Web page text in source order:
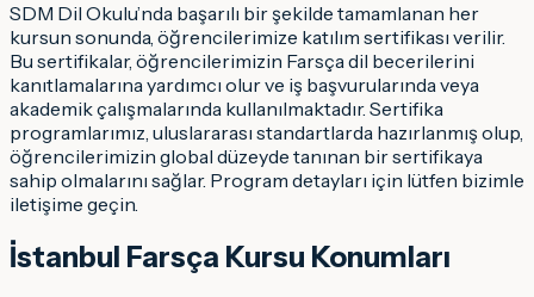
SDM Dil Okulu’nda başarılı bir şekilde tamamlanan her
kursun sonunda, öğrencilerimize katılım sertifikası verilir.
Bu sertifikalar, öğrencilerimizin Farsça dil becerilerini
kanıtlamalarına yardımcı olur ve iş başvurularında veya
akademik çalışmalarında kullanılmaktadır. Sertifika
programlarımız, uluslararası standartlarda hazırlanmış olup,
öğrencilerimizin global düzeyde tanınan bir sertifikaya
sahip olmalarını sağlar. Program detayları için lütfen bizimle
iletişime geçin.
İstanbul Farsça Kursu Konumları